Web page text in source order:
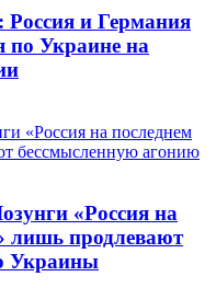
Россия и Германия
по Украине на
«Россия на
лишь продлевают
Украины